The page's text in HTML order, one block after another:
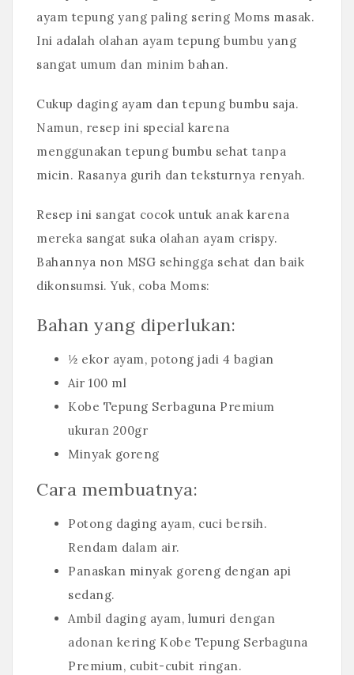
ayam tepung yang paling sering Moms masak.
Ini adalah olahan ayam tepung bumbu yang
sangat umum dan minim bahan.
Cukup daging ayam dan tepung bumbu saja.
Namun, resep ini special karena
menggunakan tepung bumbu sehat tanpa
micin. Rasanya gurih dan teksturnya renyah.
Resep ini sangat cocok untuk anak karena
mereka sangat suka olahan ayam crispy.
Bahannya non MSG sehingga sehat dan baik
dikonsumsi. Yuk, coba Moms:
Bahan yang diperlukan:
½ ekor ayam, potong jadi 4 bagian
Air 100 ml
Kobe Tepung Serbaguna Premium
ukuran 200gr
Minyak goreng
Cara membuatnya:
Potong daging ayam, cuci bersih.
Rendam dalam air.
Panaskan minyak goreng dengan api
sedang.
Ambil daging ayam, lumuri dengan
adonan kering Kobe Tepung Serbaguna
Premium, cubit-cubit ringan.